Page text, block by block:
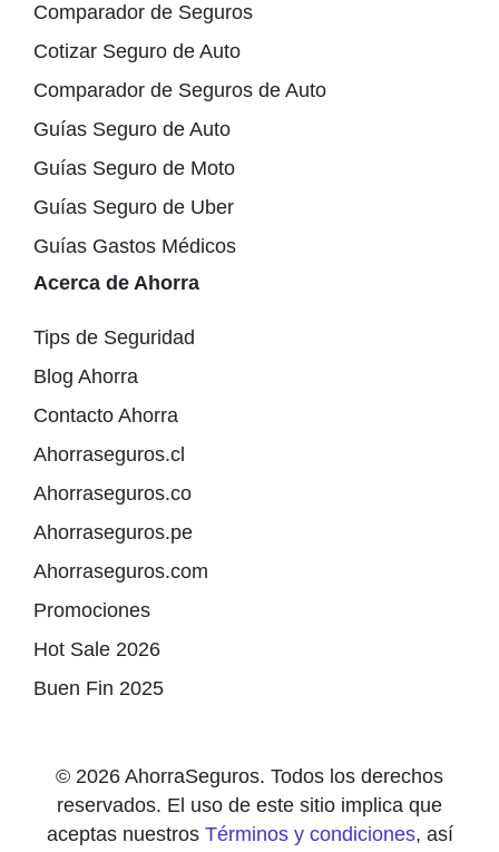
Comparador de Seguros
Cotizar Seguro de Auto
Comparador de Seguros de Auto
Guías Seguro de Auto
Guías Seguro de Moto
Guías Seguro de Uber
Guías Gastos Médicos
Acerca de Ahorra
Tips de Seguridad
Blog Ahorra
Contacto Ahorra
Ahorraseguros.cl
Ahorraseguros.co
Ahorraseguros.pe
Ahorraseguros.com
Promociones
Hot Sale 2026
Buen Fin 2025
© 2026 AhorraSeguros. Todos los derechos
reservados. El uso de este sitio implica que
aceptas nuestros Términos y condiciones, así